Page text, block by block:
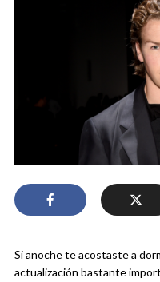
Si anoche te acostaste a
actualización bastante